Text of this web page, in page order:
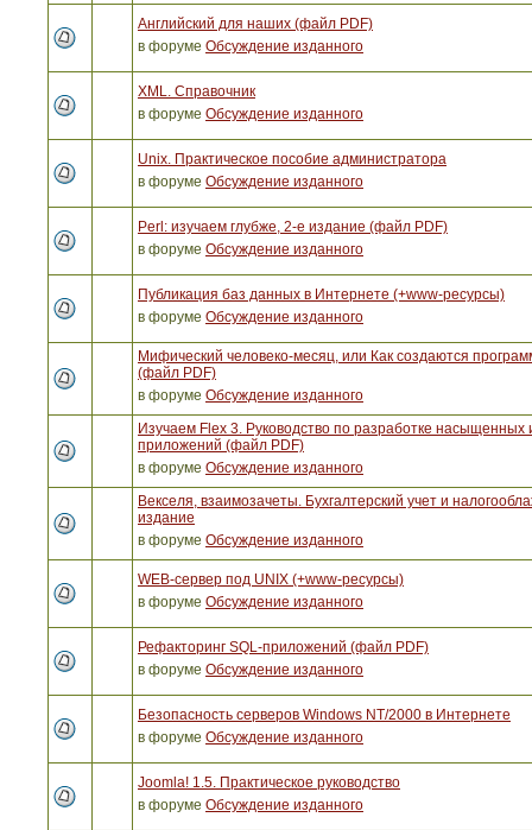
Английский для наших (файл PDF)
в форуме Обсуждение изданного
XML. Справочник
в форуме Обсуждение изданного
Unix. Практическое пособие администратора
в форуме Обсуждение изданного
Perl: изучаем глубже, 2-е издание (файл PDF)
в форуме Обсуждение изданного
Публикация баз данных в Интернете (+www-ресурсы)
в форуме Обсуждение изданного
Мифический человеко-месяц, или Как создаются
(файл PDF)
в форуме Обсуждение изданного
Изучаем Flex 3. Руководство по разработке насыщенных
приложений (файл PDF)
в форуме Обсуждение изданного
Векселя, взаимозачеты. Бухгалтерский учет и
издание
в форуме Обсуждение изданного
WEB-сервер под UNIX (+www-ресурсы)
в форуме Обсуждение изданного
Рефакторинг SQL-приложений (файл PDF)
в форуме Обсуждение изданного
Безопасность серверов Windows NT/2000 в Интернете
в форуме Обсуждение изданного
Joomla! 1.5. Практическое руководство
в форуме Обсуждение изданного